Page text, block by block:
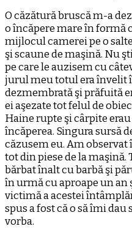
O căzătură bruscă m-a
o încăpere mare în formă
mijlocul camerei pe o
şi scaune de maşină. Nu
pe care le auzisem cu
jurul meu totul era învelit
dezmembrată şi prăfuită
ei aşezate tot felul de
Haine rupte şi cârpite
încăperea. Singura sursă
căzusem eu. Am
tot din piese de la
bărbat înalt cu barbă şi
în urmă cu aproape un an
victimă a acestei
spus a fost că o să îmi
vorba.